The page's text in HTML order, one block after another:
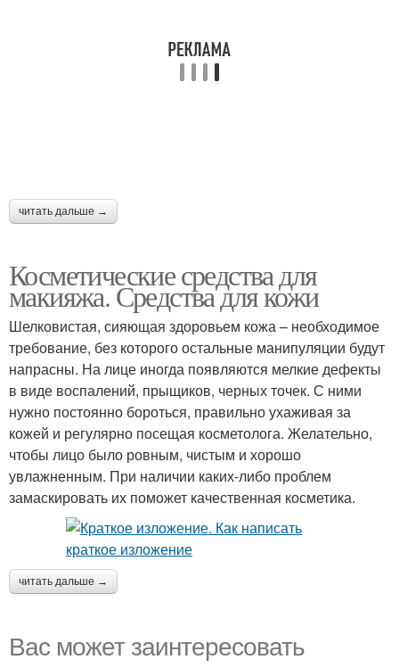
читать дальше →
Косметические средства для
макияжа. Средства для кожи
Шелковистая, сияющая здоровьем кожа – необходимое
требование, без которого остальные манипуляции будут
напрасны. На лице иногда появляются мелкие дефекты
в виде воспалений, прыщиков, черных точек. С ними
нужно постоянно бороться, правильно ухаживая за
кожей и регулярно посещая косметолога. Желательно,
чтобы лицо было ровным, чистым и хорошо
увлажненным. При наличии каких-либо проблем
замаскировать их поможет качественная косметика.
читать дальше →
Вас может заинтересовать